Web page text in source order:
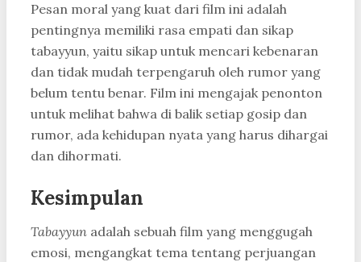
Pesan moral yang kuat dari film ini adalah
pentingnya memiliki rasa empati dan sikap
tabayyun, yaitu sikap untuk mencari kebenaran
dan tidak mudah terpengaruh oleh rumor yang
belum tentu benar. Film ini mengajak penonton
untuk melihat bahwa di balik setiap gosip dan
rumor, ada kehidupan nyata yang harus dihargai
dan dihormati.
Kesimpulan
Tabayyun adalah sebuah film yang menggugah
emosi, mengangkat tema tentang perjuangan